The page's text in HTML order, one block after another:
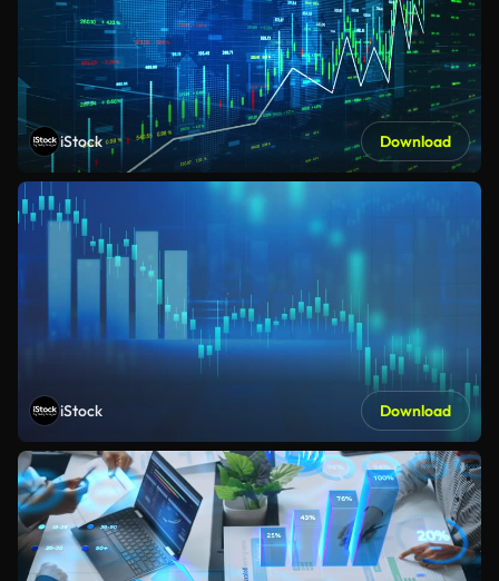
iStock Download
iStock Download